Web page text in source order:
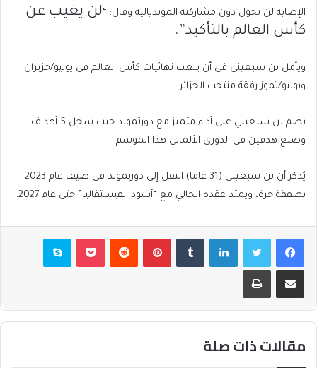
الإصابة لن تحول دون مشاركته المونديالية وقال: “لن يغيب عن
كأس العالم بالتأكيد”.
ويأمل بن سبعيني في أن يلعب نهائيات كأس العالم في يونيو/حزيران
ويوليو/تموز رفقة منتخب الجزائر.
بصم بن سبعيني على أداء متميز مع دورتموند حيث سجل 5 أهداف
وصنع هدفين في الدوري الألماني هذا الموسم.
يُذكر أن بن سبعيني (31 عاما) انتقل إلى دورتموند في صيف عام 2023
بصفقة حرة، ويمتد عقده الحالي مع “أسود الفيستفاليا” حتى عام 2027.
فيسبوكتويتر لينكدإن بينتيريست بوكيت سكايب
مشاركة عبر البريد طباعة
مقالات ذات صلة